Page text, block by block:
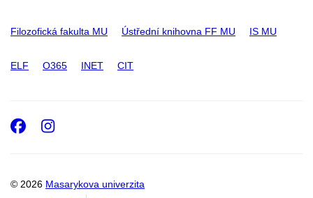
Filozofická fakulta MU Ústřední knihovna FF MU IS MU
ELF O365 INET CIT
© 2026 Masarykova univerzita
Facebook
Instagram